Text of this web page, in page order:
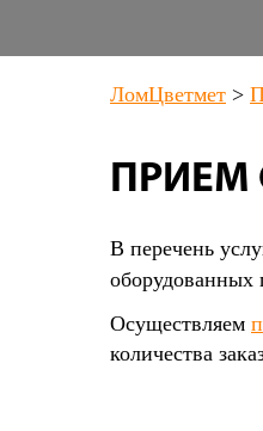
ЛомЦветмет >
ПРИЕМ
В перечень
оборудованных
Осуществляем
количества